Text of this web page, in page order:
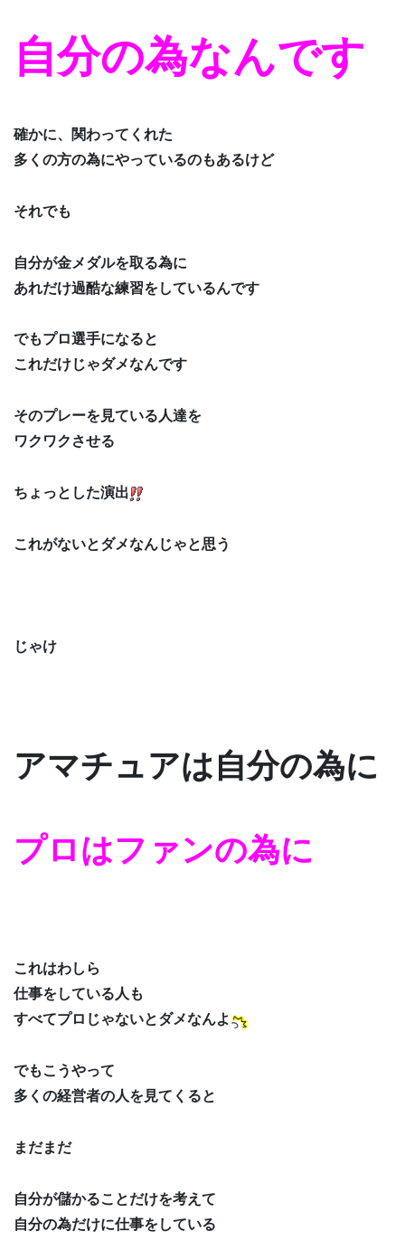
自分の為なんです
確かに、関わってくれた
多くの方の為にやっているのもあるけど
それでも
自分が金メダルを取る為に
あれだけ過酷な練習をしているんです
でもプロ選手になると
これだけじゃダメなんです
そのプレーを見ている人達を
ワクワクさせる
ちょっとした演出
これがないとダメなんじゃと思う
じゃけ
アマチュアは自分の為に
プロはファンの為に
これはわしら
仕事をしている人も
すべてプロじゃないとダメなんよ
でもこうやって
多くの経営者の人を見てくると
まだまだ
自分が儲かることだけを考えて
自分の為だけに仕事をしている